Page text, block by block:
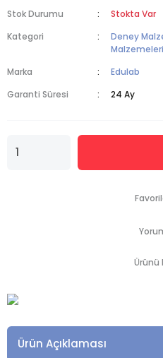
Stok Durumu
Stokta Var
Kategori
Deney
Malzemeleri
Marka
Edulab
Garanti Süresi
24 Ay
Ürünü
Ürün Açıklaması